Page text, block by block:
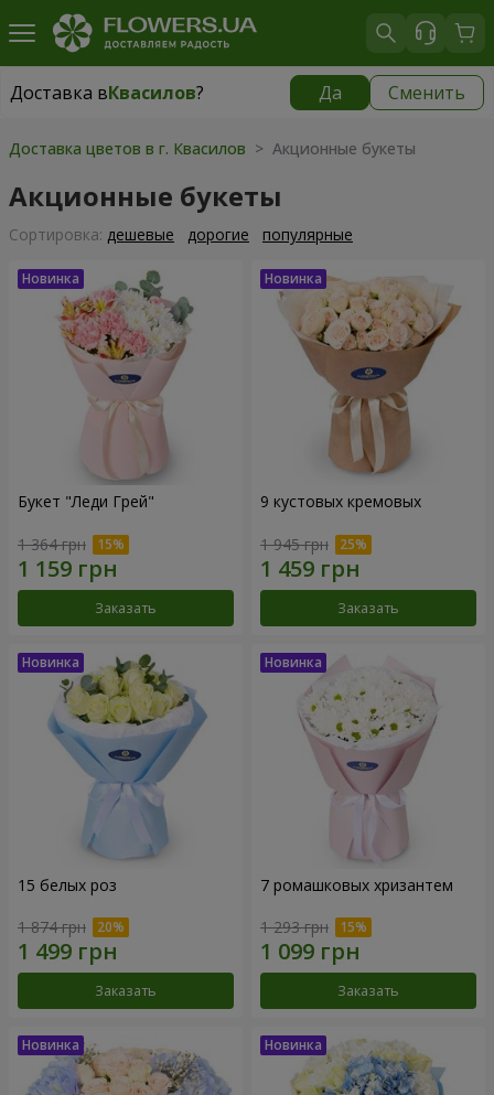
Доставка вКвасилов? Да Сменить
Доставка вКвасилов|
Доставка цветов в г. Квасилов > Акционные букеты
Акционные букеты
Cортировка: дешевые дорогие популярные
Букет "Леди Грей"
1 364 грн
Заказать
9 кустовых кремовых
1 945 грн
Заказать
15 белых роз
1 874 грн
Заказать
7 ромашковых хризантем
1 293 грн
Заказать